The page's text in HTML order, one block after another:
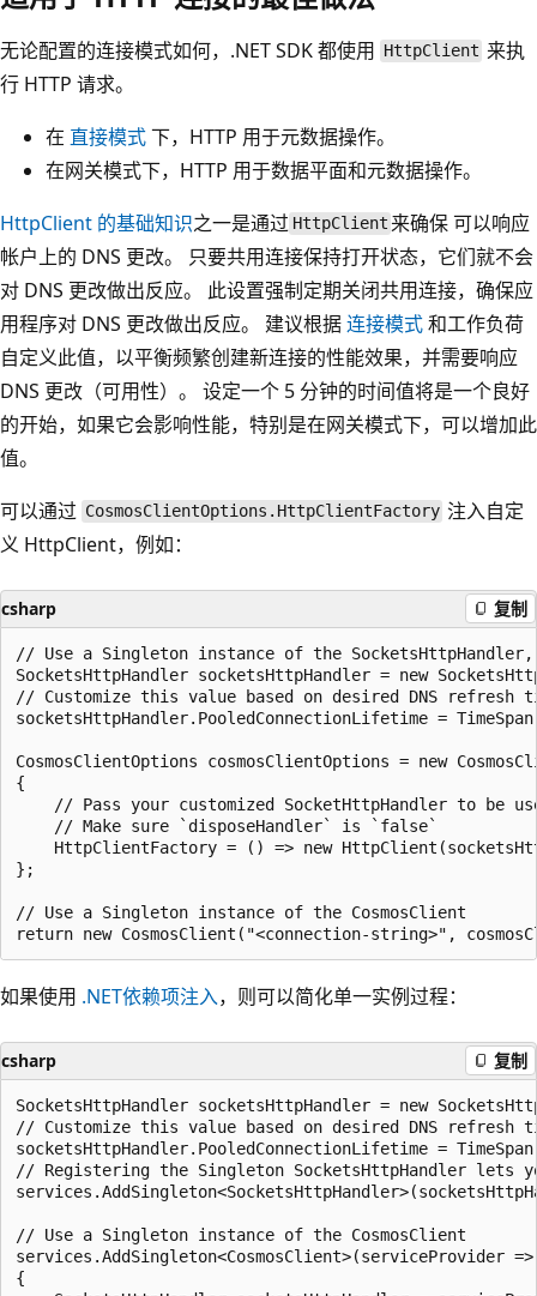
无论配置的连接模式如何，.NET SDK 都使用 HttpClient 来执
行 HTTP 请求。
在 直接模式下，HTTP 用于元数据操作。
在网关模式下，HTTP 用于数据平面和元数据操作。
HttpClient 的基础知识之一是通过 HttpClient 来确保可以响应
帐户上的 DNS 更改。 只要共用连接保持打开状态，它们就不会
对 DNS 更改做出反应。 此设置强制定期关闭共用连接，确保应
用程序对 DNS 更改做出反应。 建议根据连接模式和工作负荷
自定义此值，以平衡频繁创建新连接的性能效果，并需要响应
DNS 更改（可用性）。 设定一个 5 分钟的时间值将是一个良好
的开始，如果它会影响性能，特别是在网关模式下，可以增加此
值。
可以通过 CosmosClientOptions.HttpClientFactory 注入自定
义 HttpClient，例如：
csharp 复制
// Use a Singleton instance of the
SocketsHttpHandler socketsHttpHandler = new
// Customize this value based on desired DNS refresh
socketsHttpHandler.PooledConnectionLifetime =
CosmosClientOptions cosmosClientOptions = new
{
// Pass your customized SocketHttpHandler to be
    // Make sure `disposeHandler` is `false`
HttpClientFactory = () => new
};
// Use a Singleton instance of the CosmosClient
如果使用 .NET依赖项注入，则可以简化单一实例过程：
csharp 复制
SocketsHttpHandler socketsHttpHandler = new
// Customize this value based on desired DNS refresh
socketsHttpHandler.PooledConnectionLifetime =
// Registering the Singleton SocketsHttpHandler
// Use a Singleton instance of the CosmosClient
services.AddSingleton<CosmosClient>(serviceProvider =>
{